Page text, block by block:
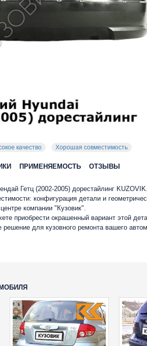
качество Хорошая совместимость
ПРИМЕНЯЕМОСТЬ ОТЗЫВЫ
Гетц (2002-2005) дорестайлинг KUZOVIK.
конфигурация детали и
компании "Кузовик".
приобрести окрашенный вариант этой
решение для кузовного ремонта вашего